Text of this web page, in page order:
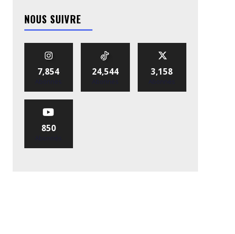
NOUS SUIVRE
7,854
Abonnés
24,544
Abonnés
3,158
Abonnés
850
Abonnés